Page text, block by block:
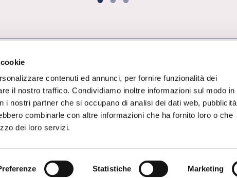
contenuti ed annunci, per fornire funzionalità dei
il nostro traffico. Condividiamo inoltre informazioni sul modo in
i nostri partner che si occupano di analisi dei dati web, pubblicità
combinarle con altre informazioni che ha fornito loro o che
dei loro servizi.
Statistiche Marketing
Legal e Privacy| Cookie Policy